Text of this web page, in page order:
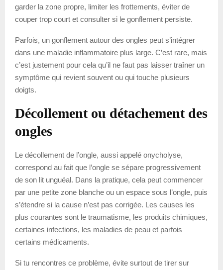
garder la zone propre, limiter les frottements, éviter de
couper trop court et consulter si le gonflement persiste.
Parfois, un gonflement autour des ongles peut s’intégrer
dans une maladie inflammatoire plus large. C’est rare, mais
c’est justement pour cela qu’il ne faut pas laisser traîner un
symptôme qui revient souvent ou qui touche plusieurs
doigts.
Décollement ou détachement des
ongles
Le décollement de l’ongle, aussi appelé onycholyse,
correspond au fait que l’ongle se sépare progressivement
de son lit unguéal. Dans la pratique, cela peut commencer
par une petite zone blanche ou un espace sous l’ongle, puis
s’étendre si la cause n’est pas corrigée. Les causes les
plus courantes sont le traumatisme, les produits chimiques,
certaines infections, les maladies de peau et parfois
certains médicaments.
Si tu rencontres ce problème, évite surtout de tirer sur